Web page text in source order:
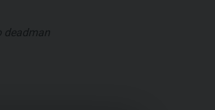
deadman